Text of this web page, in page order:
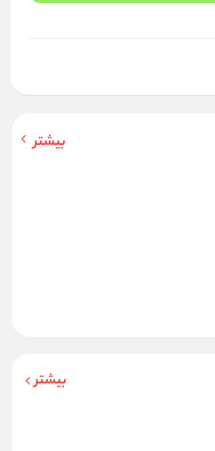
بیشتر
بیشتر